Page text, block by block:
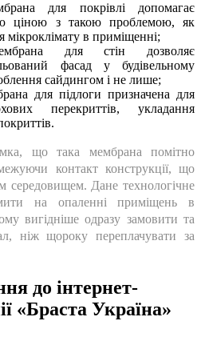
для покрівлі допомагає
ціною з такою проблемою, як
в приміщенні;
для стін дозволяє
фасад у будівельному
сайдингом і не лише;
для підлоги призначена для
перекриттів, укладання
що така мембрана помітно
контакт конструкції, що
середовищем. Дане технологічне
на опаленні приміщень в
вигідніше одразу замовити та
ніж щороку переплачувати за
до інтернет-
«Браста Україна»